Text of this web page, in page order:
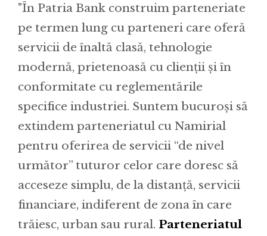
"În Patria Bank construim parteneriate
pe termen lung cu parteneri care oferă
servicii de înaltă clasă, tehnologie
modernă, prietenoasă cu clienții și în
conformitate cu reglementările
specifice industriei. Suntem bucuroși să
extindem parteneriatul cu Namirial
pentru oferirea de servicii “de nivel
următor” tuturor celor care doresc să
acceseze simplu, de la distanță, servicii
financiare, indiferent de zona în care
trăiesc, urban sau rural. Parteneriatul